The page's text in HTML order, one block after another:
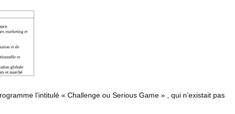
l’intitulé « Challenge ou Serious Game » , qui n’existait pas